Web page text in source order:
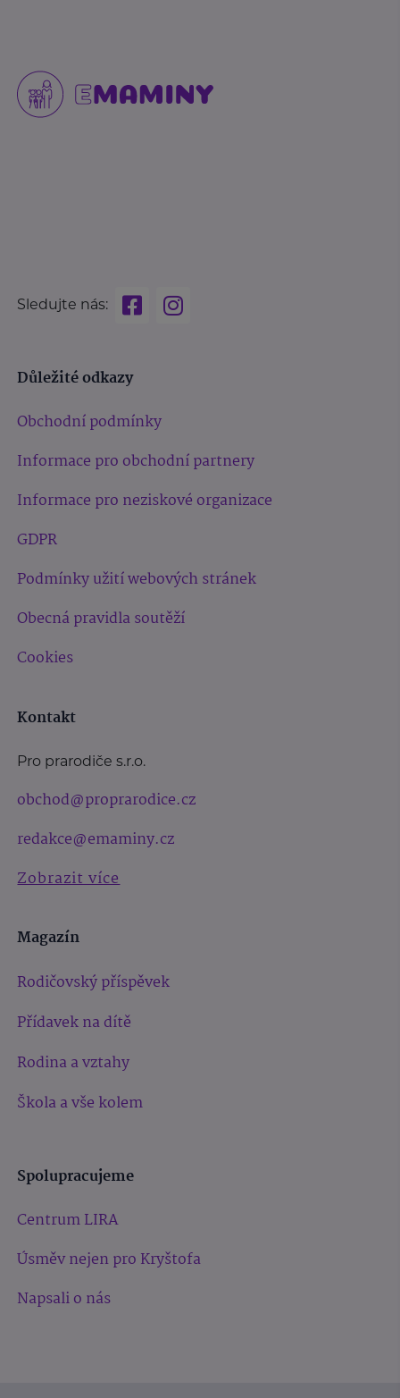
Sledujte nás:
Důležité odkazy
Obchodní podmínky
Informace pro obchodní partnery
Informace pro neziskové organizace
GDPR
Podmínky užití webových stránek
Obecná pravidla soutěží
Cookies
Kontakt
Pro prarodiče s.r.o.
obchod@proprarodice.cz
redakce@emaminy.cz
Zobrazit více
Magazín
Rodičovský příspěvek
Přídavek na dítě
Rodina a vztahy
Škola a vše kolem
Spolupracujeme
Centrum LIRA
Úsměv nejen pro Kryštofa
Napsali o nás